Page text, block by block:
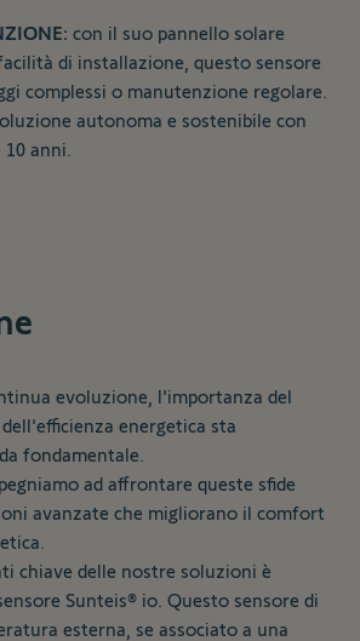
con il suo pannello solare
di installazione, questo sensore
complessi o manutenzione regolare.
autonoma e sostenibile con
anni.
evoluzione, l'importanza del
energetica sta
fondamentale.
ad affrontare queste sfide
avanzate che migliorano il comfort
chiave delle nostre soluzioni è
Sunteis® io. Questo sensore di
esterna, se associato a una